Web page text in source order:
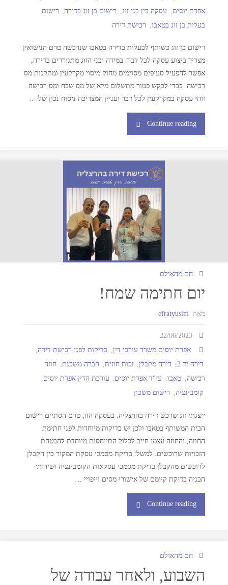
אפרת יוסים
עסקה בין בני זוג רישום בן זוג בדירה,
רישום
בעלות בן זוג בטאבו, רכישת דירה
רישום בן זוג כשותף לבעלות בדירה בטאבו שנרכשה טרם הנישואין
מצריך ביצוע עסקה לכל דבר. במידה ובני הזוג מתגוררים בדירה,
אפשר להפעיל סעיפים מסוימים מחוק מיסוי מקרקעין ומתקנות מס
רכישה בכדי לבקש פטור מתשלום מלא של מס שבח ומס רכישה.
זוהי עסקה במקרקעין לכל דבר ועניין המצריכה ניסוח נכון של …
Continue reading
חם מהאולם
יום חתימה שמח!
מאת efratyusim
22/06/2023
אפרת יוסים משרד עורכי דין, בדיקות לפני רכישת דירה,
דירה יד 2
, דירה מקבלן, זכות חוזית, חברה משכנת, חוזה
רכישה, טאבו, עו"ד אפרת יוסים, עורכת הדין אפרת יוסים,
קומבינציה, רישום משכון
ייצגתי זוג שרכש דירה בהרצליה. בעסקה הזו, טרם הסתיים רישום
הבית המשותף בטאבו ולכן יש בדיקות מיוחדות לפני חתימת
החוזה, והחוזה עצמו חייב לכלול התייחסות מיוחדת להבטחת
הזכויות שרוכשים. למשל: בדיקת מסמכי עסקת המקור בין הקבלן
לרוכשים מהקבלן בדיקת מסמכי עסקאות הקומבינציה ושירותי
הבניה בדיקת קיומם של אישורי מסים וייפויי …
Continue reading
חם מהאולם
השבוע, ולאחר עבודה של